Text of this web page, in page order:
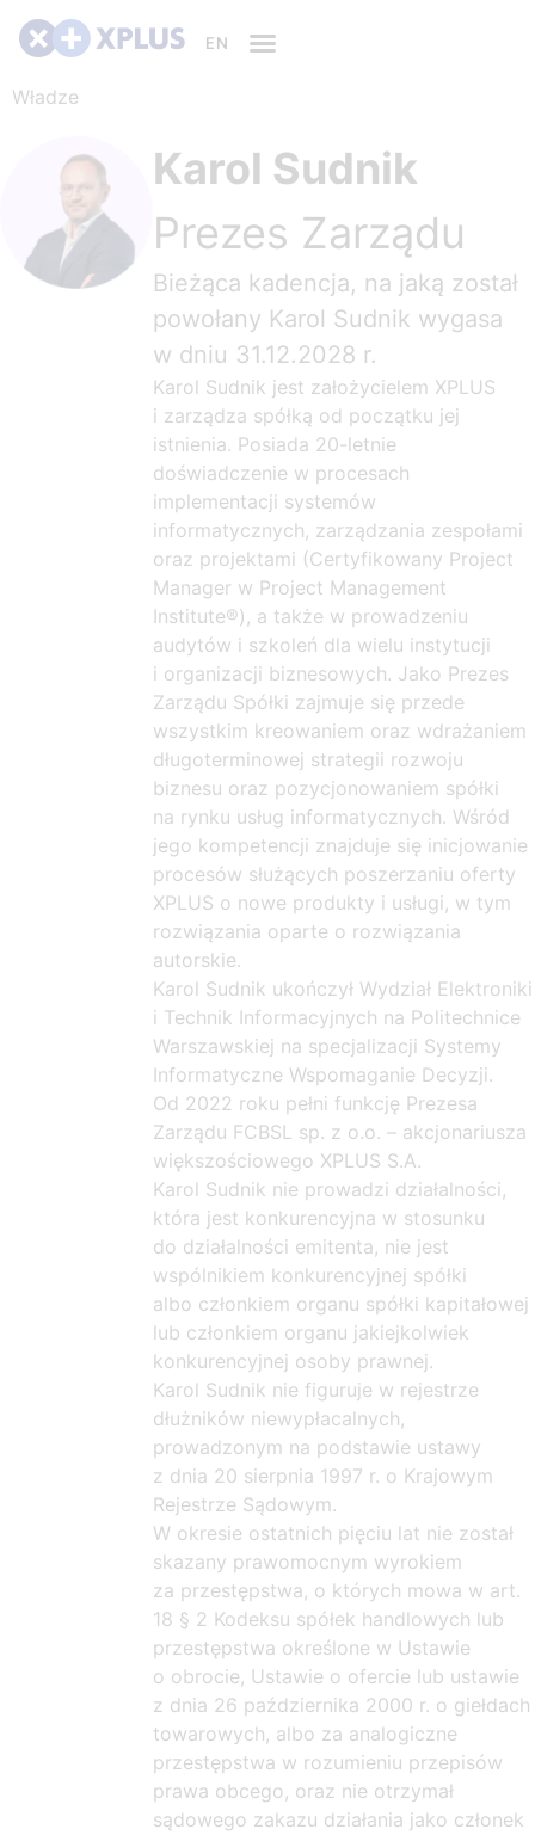
Władze
Karol Sudnik
Prezes Zarządu
Bieżąca kadencja, na jaką został
powołany Karol Sudnik wygasa
w dniu 31.12.2028 r.
Karol Sudnik jest założycielem XPLUS
i zarządza spółką od początku jej
istnienia. Posiada 20-letnie
doświadczenie w procesach
implementacji systemów
informatycznych, zarządzania zespołami
oraz projektami (Certyfikowany Project
Manager w Project Management
Institute®), a także w prowadzeniu
audytów i szkoleń dla wielu instytucji
i organizacji biznesowych. Jako Prezes
Zarządu Spółki zajmuje się przede
wszystkim kreowaniem oraz wdrażaniem
długoterminowej strategii rozwoju
biznesu oraz pozycjonowaniem spółki
na rynku usług informatycznych. Wśród
jego kompetencji znajduje się inicjowanie
procesów służących poszerzaniu oferty
XPLUS o nowe produkty i usługi, w tym
rozwiązania oparte o rozwiązania
autorskie.
Karol Sudnik ukończył Wydział Elektroniki
i Technik Informacyjnych na Politechnice
Warszawskiej na specjalizacji Systemy
Informatyczne Wspomaganie Decyzji.
Od 2022 roku pełni funkcję Prezesa
Zarządu FCBSL sp. z o.o. – akcjonariusza
większościowego XPLUS S.A.
Karol Sudnik nie prowadzi działalności,
która jest konkurencyjna w stosunku
do działalności emitenta, nie jest
wspólnikiem konkurencyjnej spółki
albo członkiem organu spółki kapitałowej
lub członkiem organu jakiejkolwiek
konkurencyjnej osoby prawnej.
Karol Sudnik nie figuruje w rejestrze
dłużników niewypłacalnych,
prowadzonym na podstawie ustawy
z dnia 20 sierpnia 1997 r. o Krajowym
Rejestrze Sądowym.
W okresie ostatnich pięciu lat nie został
skazany prawomocnym wyrokiem
za przestępstwa, o których mowa w art.
18 § 2 Kodeksu spółek handlowych lub
przestępstwa określone w Ustawie
o obrocie, Ustawie o ofercie lub ustawie
z dnia 26 października 2000 r. o giełdach
towarowych, albo za analogiczne
przestępstwa w rozumieniu przepisów
prawa obcego, oraz nie otrzymał
sądowego zakazu działania jako członek